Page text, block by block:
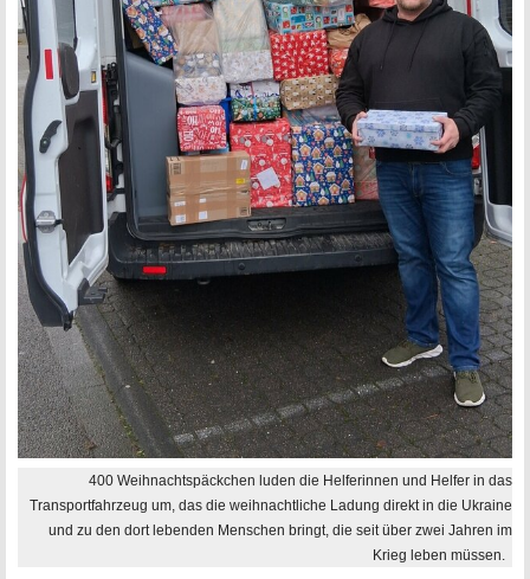
400 Weihnachtspäckchen luden die Helferinnen und Helfer in das
Transportfahrzeug um, das die weihnachtliche Ladung direkt in die Ukraine
und zu den dort lebenden Menschen bringt, die seit über zwei Jahren im
Krieg leben müssen.